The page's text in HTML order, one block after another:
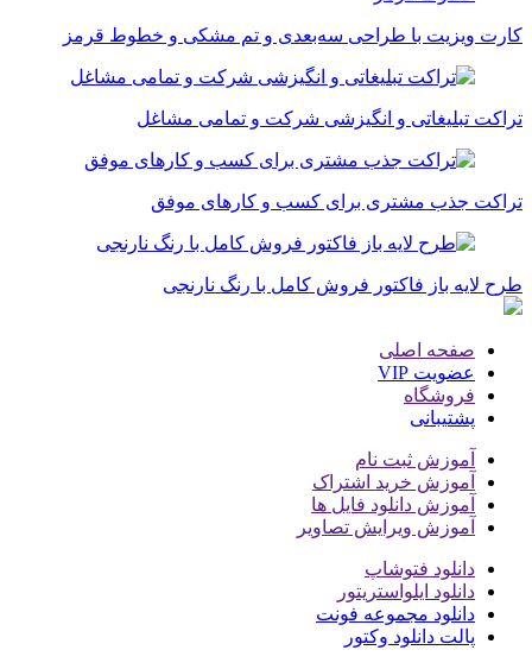
کارت ویزیت با طراحی سه‌بعدی و تم مشکی و خطوط قرمز
تراکت تبلیغاتی و انگیزشی شرکت و تمامی مشاغل
تراکت جذب مشتری برای کسب و کارهای موفق
طرح لایه باز فاکتور فروش کامل با رنگ نارنجی
صفحه اصلی
عضویت VIP
فروشگاه
پشتیبانی
آموزش ثبت نام
آموزش خرید اشتراک
آموزش دانلود فایل ها
آموزش ویرایش تصاویر
دانلود فتوشاپ
دانلود ایلواستریتور
دانلود مجموعه فونت
پالت دانلود وکتور